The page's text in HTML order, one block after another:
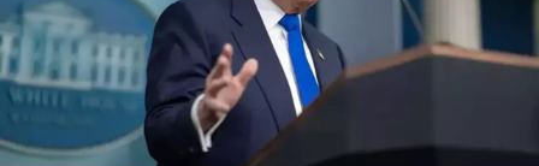
Sağlık
Savunma Sanayi
Seçim 2023